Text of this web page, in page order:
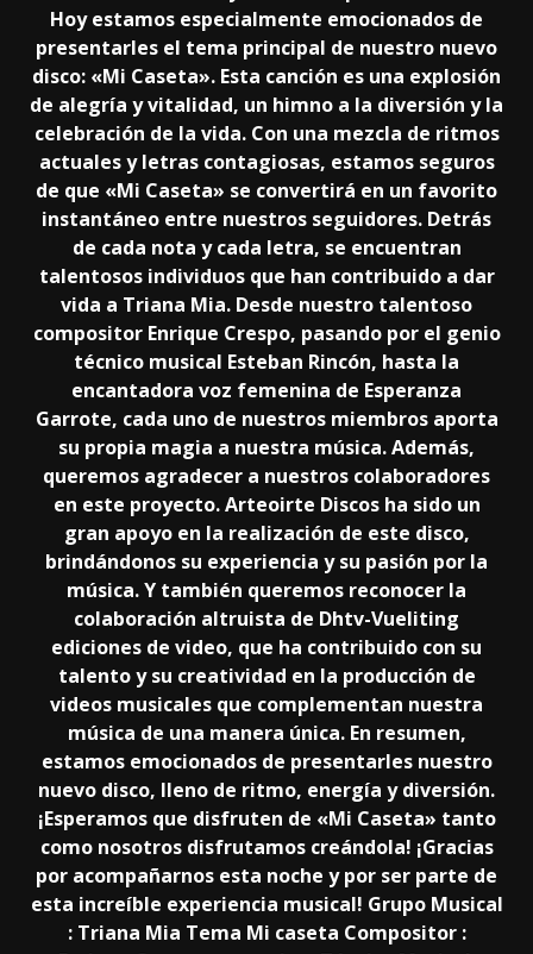
Hoy estamos especialmente emocionados de
presentarles el tema principal de nuestro nuevo
disco: «Mi Caseta». Esta canción es una explosión
de alegría y vitalidad, un himno a la diversión y la
celebración de la vida. Con una mezcla de ritmos
actuales y letras contagiosas, estamos seguros
de que «Mi Caseta» se convertirá en un favorito
instantáneo entre nuestros seguidores. Detrás
de cada nota y cada letra, se encuentran
talentosos individuos que han contribuido a dar
vida a Triana Mia. Desde nuestro talentoso
compositor Enrique Crespo, pasando por el genio
técnico musical Esteban Rincón, hasta la
encantadora voz femenina de Esperanza
Garrote, cada uno de nuestros miembros aporta
su propia magia a nuestra música. Además,
queremos agradecer a nuestros colaboradores
en este proyecto. Arteoirte Discos ha sido un
gran apoyo en la realización de este disco,
brindándonos su experiencia y su pasión por la
música. Y también queremos reconocer la
colaboración altruista de Dhtv-Vueliting
ediciones de video, que ha contribuido con su
talento y su creatividad en la producción de
videos musicales que complementan nuestra
música de una manera única. En resumen,
estamos emocionados de presentarles nuestro
nuevo disco, lleno de ritmo, energía y diversión.
¡Esperamos que disfruten de «Mi Caseta» tanto
como nosotros disfrutamos creándola! ¡Gracias
por acompañarnos esta noche y por ser parte de
esta increíble experiencia musical! Grupo Musical
: Triana Mia Tema Mi caseta Compositor :